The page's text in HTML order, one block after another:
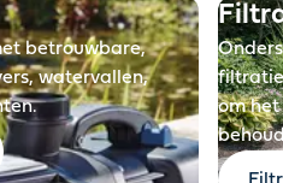
betrouwbare,
watervallen,
om